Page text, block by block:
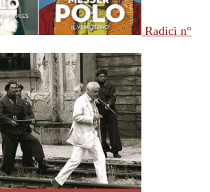
Radici n°